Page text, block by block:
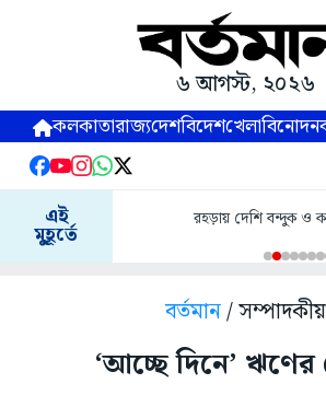
৬ আগস্ট, ২০২৬
কলকাতারাজ্যদেশবিদেশখেলাবিনোদন
এই
মুহূর্তে
রহড়ায় দেশি বন্দুক ও
বর্তমান/ সম্পাদকীয়
‘আচ্ছে দিনে’ ঋণের